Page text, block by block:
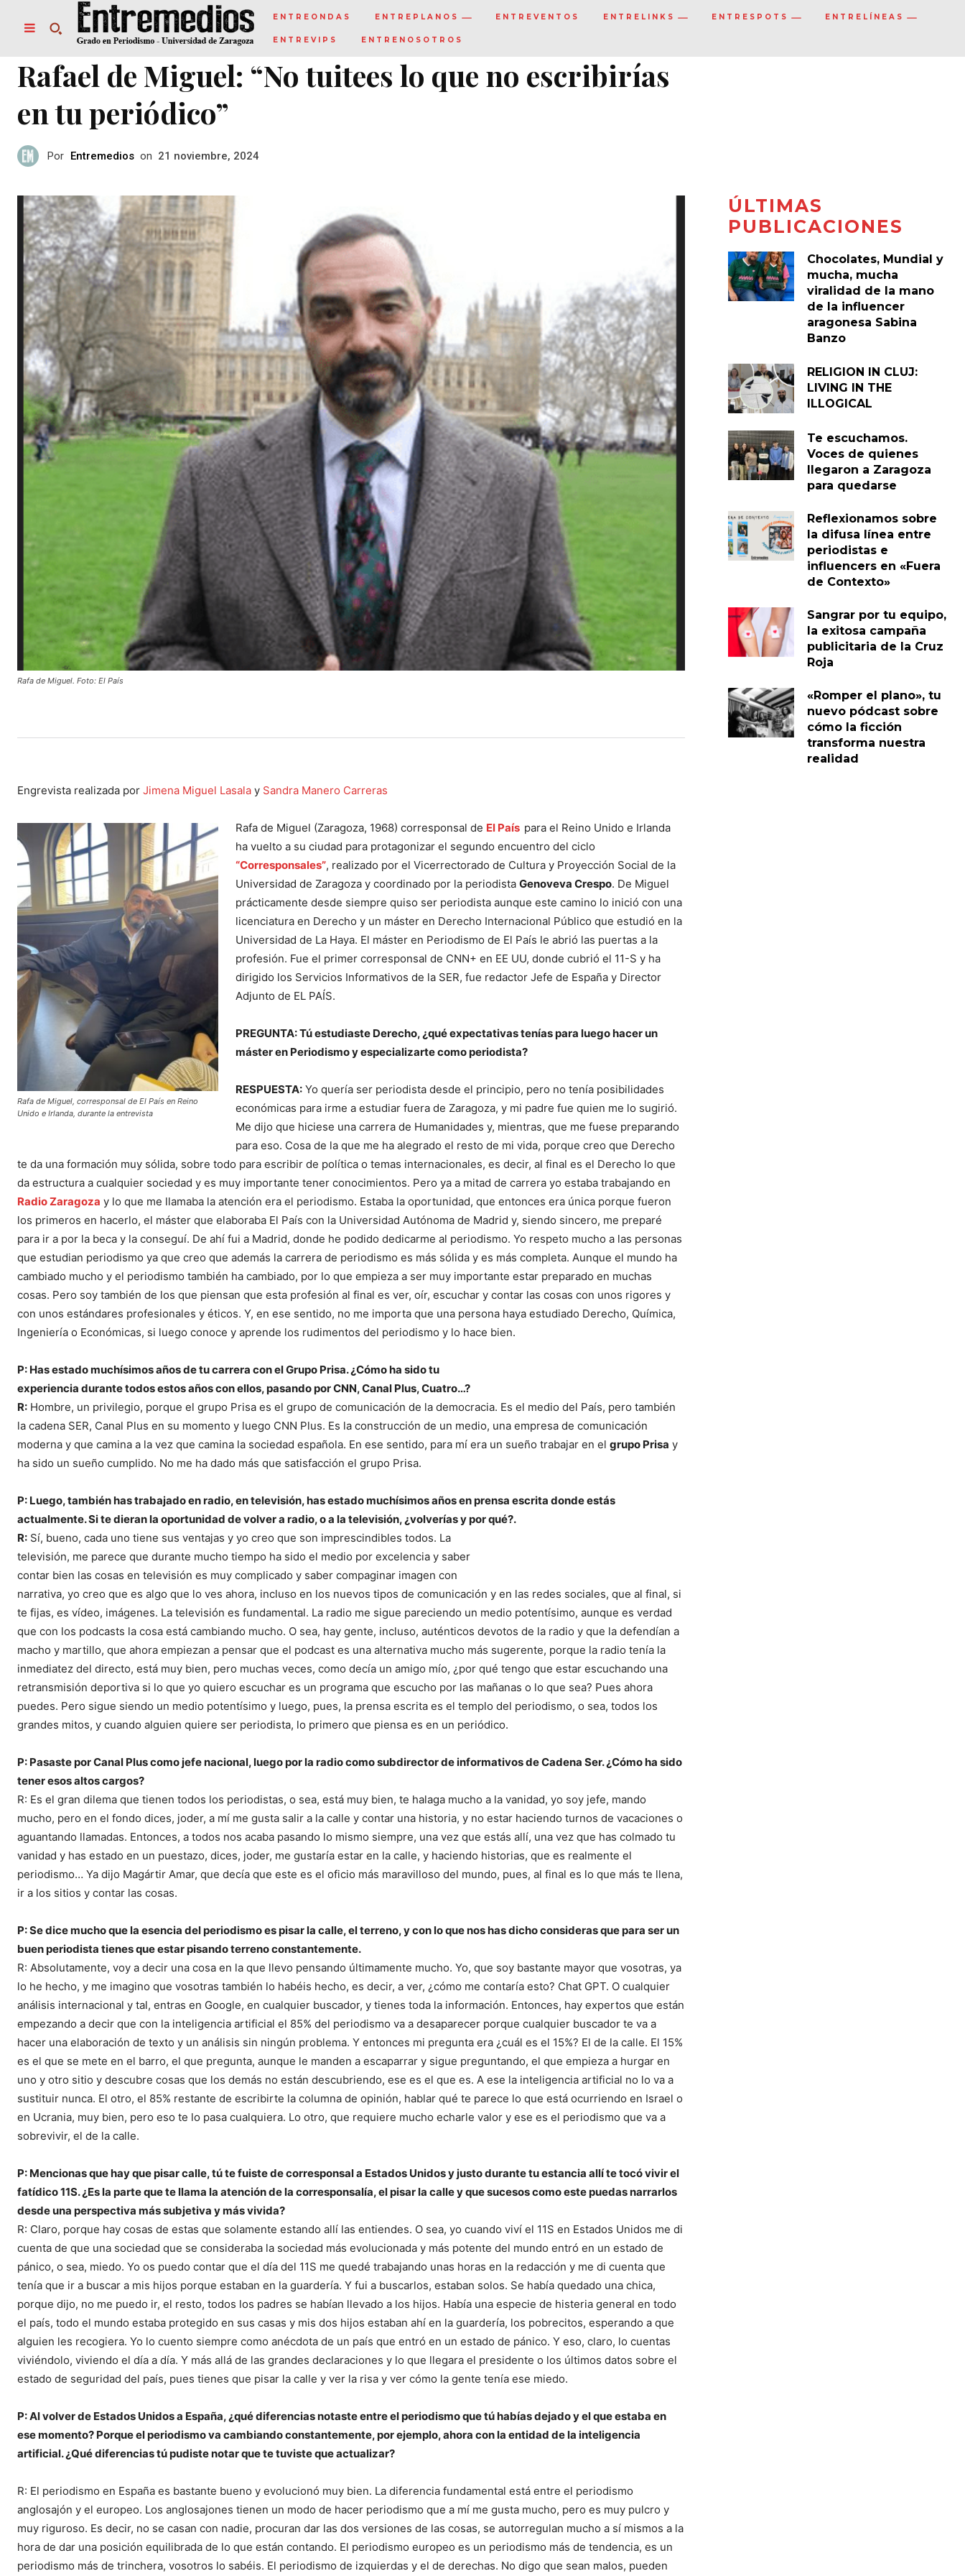
ENTREONDAS ENTREPLANOS ENTREVENTOS ENTRELINKS ENTRESPOTS ENTRELÍNEAS
ENTREVIPS ENTRENOSOTROS
Rafael de Miguel: “No tuitees lo que no escribirías
en tu periódico”
Por Entremedios on 21 noviembre, 2024
Rafa de Miguel. Foto: El País
Engrevista realizada por Jimena Miguel Lasala y Sandra Manero Carreras
Rafa de Miguel, corresponsal de El País en Reino
Unido e Irlanda, durante la entrevista
Rafa de Miguel (Zaragoza, 1968) corresponsal de El País para el Reino Unido e Irlanda
ha vuelto a su ciudad para protagonizar el segundo encuentro del ciclo
“Corresponsales”, realizado por el Vicerrectorado de Cultura y Proyección Social de la
Universidad de Zaragoza y coordinado por la periodista Genoveva Crespo. De Miguel
prácticamente desde siempre quiso ser periodista aunque este camino lo inició con una
licenciatura en Derecho y un máster en Derecho Internacional Público que estudió en la
Universidad de La Haya. El máster en Periodismo de El País le abrió las puertas a la
profesión. Fue el primer corresponsal de CNN+ en EE UU, donde cubrió el 11-S y ha
dirigido los Servicios Informativos de la SER, fue redactor Jefe de España y Director
Adjunto de EL PAÍS.
PREGUNTA: Tú estudiaste Derecho, ¿qué expectativas tenías para luego hacer un
máster en Periodismo y especializarte como periodista?
RESPUESTA: Yo quería ser periodista desde el principio, pero no tenía posibilidades
económicas para irme a estudiar fuera de Zaragoza, y mi padre fue quien me lo sugirió.
Me dijo que hiciese una carrera de Humanidades y, mientras, que me fuese preparando
para eso. Cosa de la que me ha alegrado el resto de mi vida, porque creo que Derecho
te da una formación muy sólida, sobre todo para escribir de política o temas internacionales, es decir, al final es el Derecho lo que
da estructura a cualquier sociedad y es muy importante tener conocimientos. Pero ya a mitad de carrera yo estaba trabajando en
Radio Zaragoza y lo que me llamaba la atención era el periodismo. Estaba la oportunidad, que entonces era única porque fueron
los primeros en hacerlo, el máster que elaboraba El País con la Universidad Autónoma de Madrid y, siendo sincero, me preparé
para ir a por la beca y la conseguí. De ahí fui a Madrid, donde he podido dedicarme al periodismo. Yo respeto mucho a las personas
que estudian periodismo ya que creo que además la carrera de periodismo es más sólida y es más completa. Aunque el mundo ha
cambiado mucho y el periodismo también ha cambiado, por lo que empieza a ser muy importante estar preparado en muchas
cosas. Pero soy también de los que piensan que esta profesión al final es ver, oír, escuchar y contar las cosas con unos rigores y
con unos estándares profesionales y éticos. Y, en ese sentido, no me importa que una persona haya estudiado Derecho, Química,
Ingeniería o Económicas, si luego conoce y aprende los rudimentos del periodismo y lo hace bien.
P: Has estado muchísimos años de tu carrera con el Grupo Prisa. ¿Cómo ha sido tu
experiencia durante todos estos años con ellos, pasando por CNN, Canal Plus, Cuatro…?
R: Hombre, un privilegio, porque el grupo Prisa es el grupo de comunicación de la democracia. Es el medio del País, pero también
la cadena SER, Canal Plus en su momento y luego CNN Plus. Es la construcción de un medio, una empresa de comunicación
moderna y que camina a la vez que camina la sociedad española. En ese sentido, para mí era un sueño trabajar en el grupo Prisa y
ha sido un sueño cumplido. No me ha dado más que satisfacción el grupo Prisa.
P: Luego, también has trabajado en radio, en televisión, has estado muchísimos años enprensa escrita donde estás
actualmente. Si te dieran la oportunidad de volver a radio, o a la televisión, ¿volverías y por qué?.
R: Sí, bueno, cada uno tiene sus ventajas y yo creo que son imprescindibles todos. La
televisión, me parece que durante mucho tiempo ha sido el medio por excelencia y saber
contar bien las cosas en televisión es muy complicado y saber compaginar imagen con
narrativa, yo creo que es algo que lo ves ahora, incluso en los nuevos tipos de comunicación y en las redes sociales, que al final, si
te fijas, es vídeo, imágenes. La televisión es fundamental. La radio me sigue pareciendo un medio potentísimo, aunque es verdad
que con los podcasts la cosa está cambiando mucho. O sea, hay gente, incluso, auténticos devotos de la radio y que la defendían a
macho y martillo, que ahora empiezan a pensar que el podcast es una alternativa mucho más sugerente, porque la radio tenía la
inmediatez del directo, está muy bien, pero muchas veces, como decía un amigo mío, ¿por qué tengo que estar escuchando una
retransmisión deportiva si lo que yo quiero escuchar es un programa que escucho por las mañanas o lo que sea? Pues ahora
puedes. Pero sigue siendo un medio potentísimo y luego, pues, la prensa escrita es el templo del periodismo, o sea, todos los
grandes mitos, y cuando alguien quiere ser periodista, lo primero que piensa es en un periódico.
P: Pasaste por Canal Plus como jefe nacional, luego por la radio como subdirector deinformativos de Cadena Ser. ¿Cómo ha sido
tener esos altos cargos?
R: Es el gran dilema que tienen todos los periodistas, o sea, está muy bien, te halaga mucho a la vanidad, yo soy jefe, mando
mucho, pero en el fondo dices, joder, a mí me gusta salir a la calle y contar una historia, y no estar haciendo turnos de vacaciones o
aguantando llamadas. Entonces, a todos nos acaba pasando lo mismo siempre, una vez que estás allí, una vez que has colmado tu
vanidad y has estado en un puestazo, dices, joder, me gustaría estar en la calle, y haciendo historias, que es realmente el
periodismo… Ya dijo Magártir Amar, que decía que este es el oficio más maravilloso del mundo, pues, al final es lo que más te llena,
ir a los sitios y contar las cosas.
P: Se dice mucho que la esencia del periodismo es pisar la calle, el terreno, y con lo que nos has dicho consideras que para ser un
buen periodista tienes que estar pisando terrenoconstantemente.
R: Absolutamente, voy a decir una cosa en la que llevo pensando últimamente mucho. Yo, que soy bastante mayor que vosotras, ya
lo he hecho, y me imagino que vosotras también lo habéis hecho, es decir, a ver, ¿cómo me contaría esto? Chat GPT. O cualquier
análisis internacional y tal, entras en Google, en cualquier buscador, y tienes toda la información. Entonces, hay expertos que están
empezando a decir que con la inteligencia artificial el 85% del periodismo va a desaparecer porque cualquier buscador te va a
hacer una elaboración de texto y un análisis sin ningún problema. Y entonces mi pregunta era ¿cuál es el 15%? El de la calle. El 15%
es el que se mete en el barro, el que pregunta, aunque le manden a escaparrar y sigue preguntando, el que empieza a hurgar en
uno y otro sitio y descubre cosas que los demás no están descubriendo, ese es el que es. A ese la inteligencia artificial no lo va a
sustituir nunca. El otro, el 85% restante de escribirte la columna de opinión, hablar qué te parece lo que está ocurriendo en Israel o
en Ucrania, muy bien, pero eso te lo pasa cualquiera. Lo otro, que requiere mucho echarle valor y ese es el periodismo que va a
sobrevivir, el de la calle.
P: Mencionas que hay que pisar calle, tú te fuiste de corresponsal a Estados Unidos y justodurante tu estancia allí te tocó vivir el
fatídico 11S. ¿Es la parte que te llama la atención dela corresponsalía, el pisar la calle y que sucesos como este puedas narrarlos
desde una perspectiva más subjetiva y más vivida?
R: Claro, porque hay cosas de estas que solamente estando allí las entiendes. O sea, yo cuando viví el 11S en Estados Unidos me di
cuenta de que una sociedad que se consideraba la sociedad más evolucionada y más potente del mundo entró en un estado de
pánico, o sea, miedo. Yo os puedo contar que el día del 11S me quedé trabajando unas horas en la redacción y me di cuenta que
tenía que ir a buscar a mis hijos porque estaban en la guardería. Y fui a buscarlos, estaban solos. Se había quedado una chica,
porque dijo, no me puedo ir, el resto, todos los padres se habían llevado a los hijos. Había una especie de histeria general en todo
el país, todo el mundo estaba protegido en sus casas y mis dos hijos estaban ahí en la guardería, los pobrecitos, esperando a que
alguien les recogiera. Yo lo cuento siempre como anécdota de un país que entró en un estado de pánico. Y eso, claro, lo cuentas
viviéndolo, viviendo el día a día. Y más allá de las grandes declaraciones y lo que llegara el presidente o los últimos datos sobre el
estado de seguridad del país, pues tienes que pisar la calle y ver la risa y ver cómo la gente tenía ese miedo.
P: Al volver de Estados Unidos a España, ¿qué diferencias notaste entre el periodismo que tú habías dejado y el que estaba en
ese momento? Porque el periodismo va cambiando constantemente, por ejemplo, ahora con la entidad de la inteligencia
artificial. ¿Qué diferencias tú pudiste notar que te tuviste que actualizar?
R: El periodismo en España es bastante bueno y evolucionó muy bien. La diferencia fundamental está entre el periodismo
anglosajón y el europeo. Los anglosajones tienen un modo de hacer periodismo que a mí me gusta mucho, pero es muy pulcro y
muy riguroso. Es decir, no se casan con nadie, procuran dar las dos versiones de las cosas, se autorregulan mucho a sí mismos a la
hora de dar una posición equilibrada de lo que están contando. El periodismo europeo es un periodismo más de tendencia, es un
periodismo más de trinchera, vosotros lo sabéis. El periodismo de izquierdas y el de derechas. No digo que sean malos, pueden
ÚLTIMAS
PUBLICACIONES
Chocolates, Mundial y
mucha, mucha
viralidad de la mano
de la influencer
aragonesa Sabina
Banzo
RELIGION IN CLUJ:
LIVING IN THE
ILLOGICAL
Te escuchamos.
Voces de quienes
llegaron a Zaragoza
para quedarse
Reflexionamos sobre
la difusa línea entre
periodistas e
influencers en «Fuera
de Contexto»
Sangrar por tu equipo,
la exitosa campaña
publicitaria de la Cruz
Roja
«Romper el plano», tu
nuevo pódcast sobre
cómo la ficción
transforma nuestra
realidad